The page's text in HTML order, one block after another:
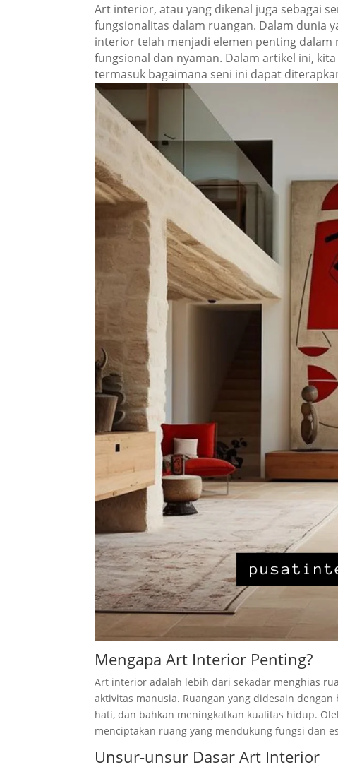
Art interior, atau yang dikenal juga sebagai
fungsionalitas dalam ruangan. Dalam dunia
interior telah menjadi elemen penting
fungsional dan nyaman. Dalam artikel ini,
termasuk bagaimana seni ini dapat
Mengapa Art Interior Penting?
Art interior adalah lebih dari sekadar menghias
aktivitas manusia. Ruangan yang didesain
hati, dan bahkan meningkatkan kualitas hidup.
menciptakan ruang yang mendukung fungsi dan
Unsur-unsur Dasar Art Interior